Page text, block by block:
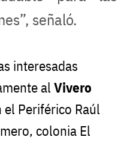
señaló.
interesadas
al Vivero
el Periférico Raúl
colonia El